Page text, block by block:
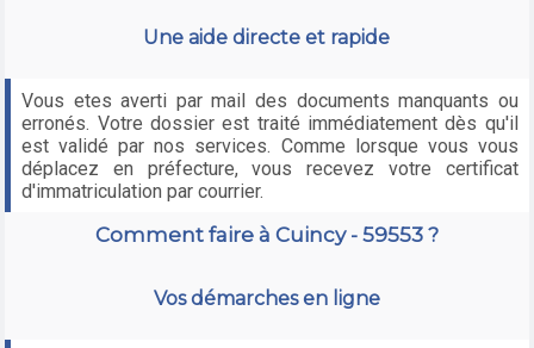
Une aide directe et rapide
Vous etes averti par mail des documents manquants ou
erronés. Votre dossier est traité immédiatement dès qu'il
est validé par nos services. Comme lorsque vous vous
déplacez en préfecture, vous recevez votre certificat
d'immatriculation par courrier.
Comment faire à Cuincy - 59553 ?
Vos démarches en ligne